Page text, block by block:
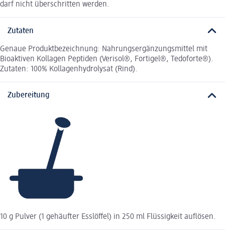
darf nicht überschritten werden.
Zutaten
Genaue Produktbezeichnung: Nahrungsergänzungsmittel mit
Bioaktiven Kollagen Peptiden (Verisol®, Fortigel®, Tedoforte®).
Zutaten: 100% Kollagenhydrolysat (Rind).
Zubereitung
10 g Pulver (1 gehäufter Esslöffel) in 250 ml Flüssigkeit auflösen.